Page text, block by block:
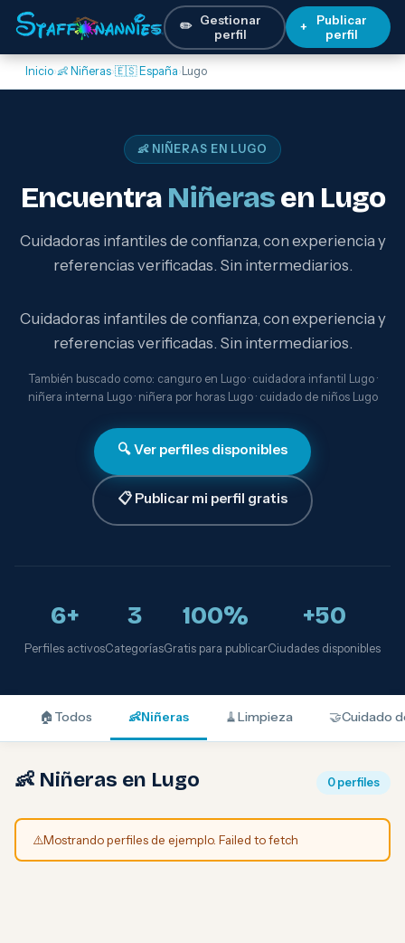
✏️ Gestionar
perfil
+
Publicar
perfil
Inicio›👶 Niñeras›🇪🇸 España› Lugo
👶 NIÑERAS EN LUGO
Encuentra Niñerasen Lugo
Cuidadoras infantiles de confianza, con experiencia y
referencias verificadas. Sin intermediarios.
Cuidadoras infantiles de confianza, con experiencia y
referencias verificadas. Sin intermediarios.
También buscado como: canguro en Lugo · cuidadora infantil Lugo ·
niñera interna Lugo · niñera por horas Lugo · cuidado de niños Lugo
🔍 Ver perfiles disponibles
📋 Publicar mi perfil gratis
6+
Perfiles activos
3
Categorías
100%
Gratis para publicar
+50
Ciudades disponibles
🏠 Todos 👶Niñeras 🧹Limpieza 🤝Cuidado
👶 Niñeras en Lugo 0 perfiles
⚠️Mostrando perfiles de ejemplo. Failed to fetch